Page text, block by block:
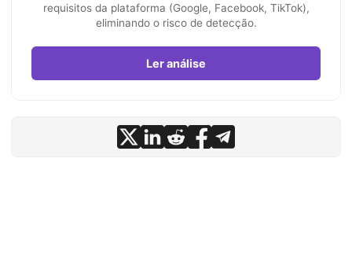
requisitos da plataforma (Google, Facebook, TikTok),
eliminando o risco de detecção.
Ler análise